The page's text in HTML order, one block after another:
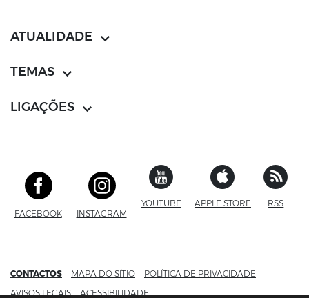
ATUALIDADE
TEMAS
LIGAÇÕES
FACEBOOKSITE EXTERNO
INSTAGRAM
YOUTUBE SITE EXTERNO
APPLE STORE SITERSS
CONTACTOS MAPA DO SÍTIO
POLÍTICA DE PRIVACIDADE
AVISOS LEGAIS
ACESSIBILIDADE